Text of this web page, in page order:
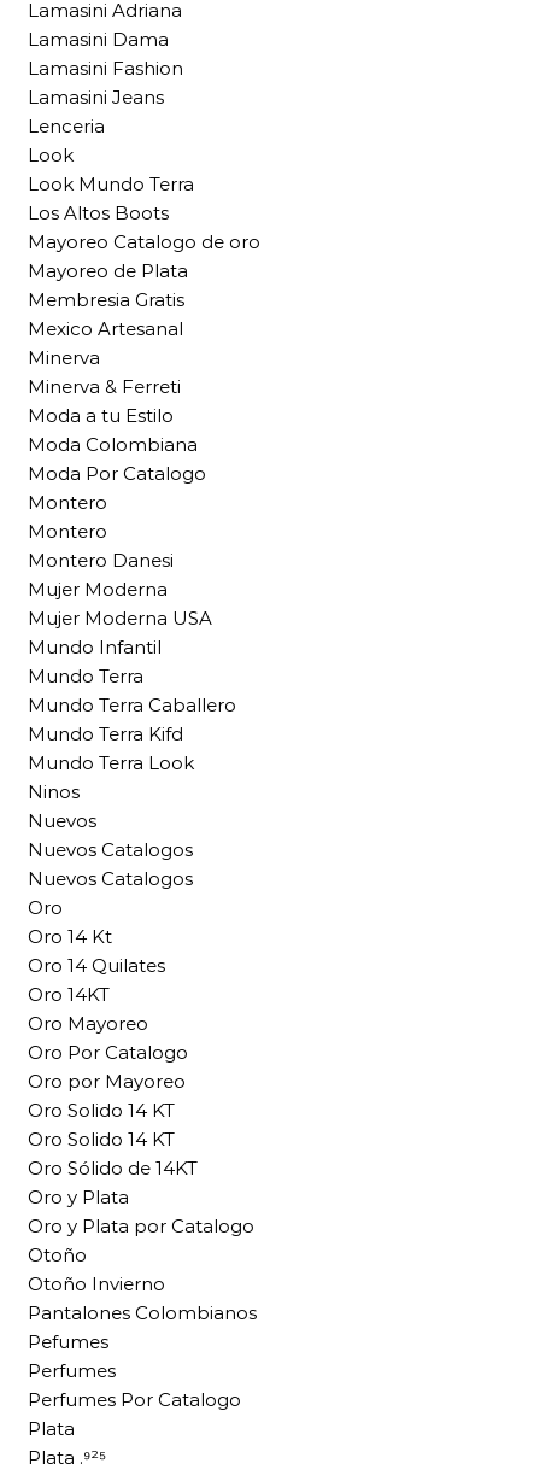
Lamasini Adriana
Lamasini Dama
Lamasini Fashion
Lamasini Jeans
Lenceria
Look
Look Mundo Terra
Los Altos Boots
Mayoreo Catalogo de oro
Mayoreo de Plata
Membresia Gratis
Mexico Artesanal
Minerva
Minerva & Ferreti
Moda a tu Estilo
Moda Colombiana
Moda Por Catalogo
Montero
Montero
Montero Danesi
Mujer Moderna
Mujer Moderna USA
Mundo Infantil
Mundo Terra
Mundo Terra Caballero
Mundo Terra Kifd
Mundo Terra Look
Ninos
Nuevos
Nuevos Catalogos
Nuevos Catalogos
Oro
Oro 14 Kt
Oro 14 Quilates
Oro 14KT
Oro Mayoreo
Oro Por Catalogo
Oro por Mayoreo
Oro Solido 14 KT
Oro Solido 14 KT
Oro Sólido de 14KT
Oro y Plata
Oro y Plata por Catalogo
Otoño
Otoño Invierno
Pantalones Colombianos
Pefumes
Perfumes
Perfumes Por Catalogo
Plata
Plata .⁹²⁵